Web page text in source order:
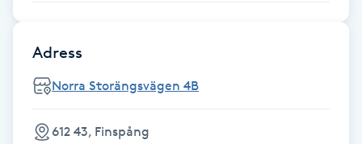
Gravidyoga
Gua Sha-massage
Adress
Norra Storängsvägen 4B
612 43, Finspång